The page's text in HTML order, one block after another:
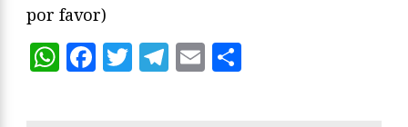
por favor)
WhatsApp
Facebook
Twitter
Telegram
Email